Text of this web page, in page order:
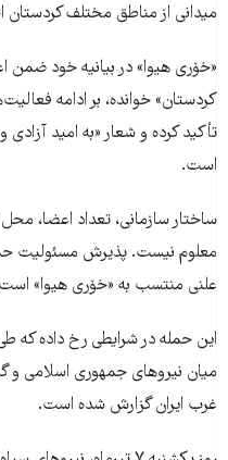
میدانی از مناطق مختلف
«خۆری هیوا» در بیانیه خود ضمن
کردستان» خوانده، بر ادامه
تأکید کرده و شعار «به امید
است.
ساختار سازمانی، تعداد اعضا،
معلوم نیست. پذیرش مسئولیت
علنی منتسب به «خۆری هیوا»
این حمله در شرایطی رخ داده که
میان نیروهای جمهوری اسلامی و
غرب ایران گزارش شده است.